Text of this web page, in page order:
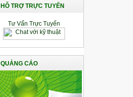
HỖ TRỢ TRỰC TUYẾN
Tư Vấn Trực Tuyến
QUẢNG CÁO